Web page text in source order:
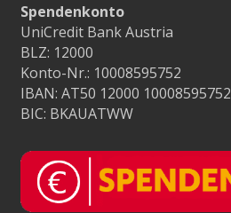
Spendenkonto
UniCredit Bank Austria
BLZ: 12000
Konto-Nr.: 10008595752
IBAN: AT50 12000 10008595752
BIC: BKAUATWW